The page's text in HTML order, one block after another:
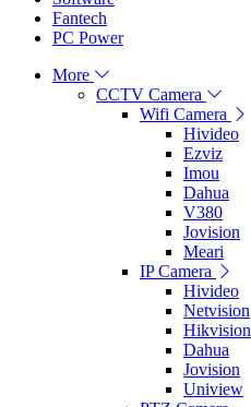
Fantech
PC Power
More
CCTV Camera
Wifi Camera
Hivideo
Ezviz
Imou
Dahua
V380
Jovision
Meari
IP Camera
Hivideo
Netvision
Hikvision
Dahua
Jovision
Uniview